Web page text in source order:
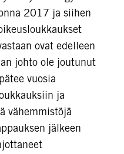
2017 ja siihen
ovat edelleen
johto ole joutunut
vuosia
ja
vähemmistöjä
jälkeen